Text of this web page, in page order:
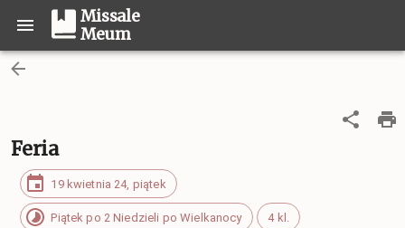
Missale
Meum
Feria
19 kwietnia 24, piątek
Piątek po 2 Niedzieli po Wielkanocy 4 kl.